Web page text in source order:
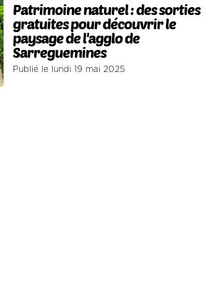
Patrimoine naturel : des sorties
gratuites pour découvrir le
paysage de l'agglo de
Sarreguemines
Publié le lundi 19 mai 2025